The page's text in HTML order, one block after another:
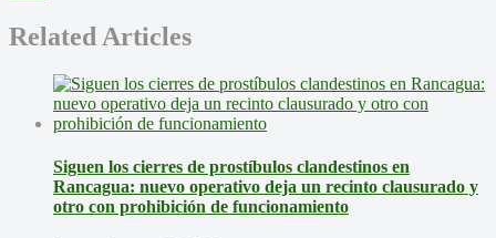
Related Articles
Siguen los cierres de prostíbulos clandestinos en
Rancagua: nuevo operativo deja un recinto clausurado y
otro con prohibición de funcionamiento